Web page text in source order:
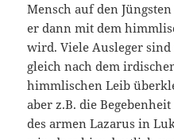
Mensch auf den
er dann mit dem
wird. Viele Ausleger
gleich nach dem
himmlischen Leib
aber z.B. die
des armen Lazarus in